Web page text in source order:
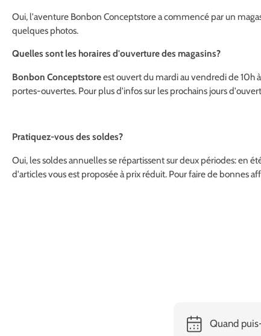
Oui, l'aventure Bonbon Conceptstore a commencé par un
quelques photos.
Quelles sont les horaires d'ouverture des magasins?
Bonbon Conceptstoreest ouvert du mardi au vendredi de 10h
portes-ouvertes. Pour plus d'infos sur les prochains jours
Pratiquez-vous des soldes?
Oui, les soldes annuelles se répartissent sur deux périodes: en
d'articles vous est proposée à prix réduit. Pour faire de bonnes
Quand